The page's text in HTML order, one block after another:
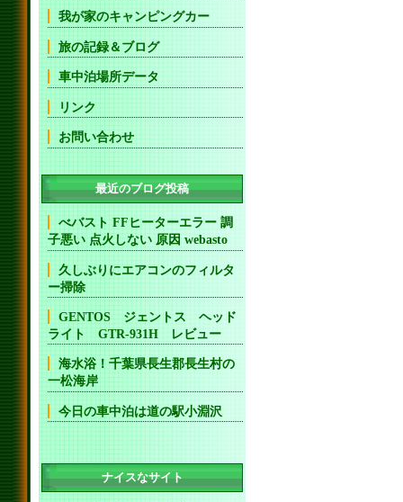
我が家のキャンピングカー
旅の記録＆ブログ
車中泊場所データ
リンク
お問い合わせ
最近のブログ投稿
べバスト FFヒーターエラー 調
子悪い 点火しない 原因 webasto
久しぶりにエアコンのフィルタ
ー掃除
GENTOS ジェントス ヘッド
ライト GTR-931H レビュー
海水浴！千葉県長生郡長生村の
一松海岸
今日の車中泊は道の駅小淵沢
ナイスなサイト